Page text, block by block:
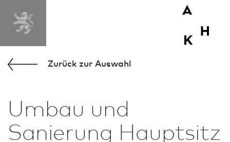
Zurück zur Aus­wahl
Umbau und
Sanierung Hauptsitz